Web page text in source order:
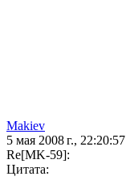
Makiev
5 мая 2008 г., 22:20:57
Re[MK-59]:
Цитата: